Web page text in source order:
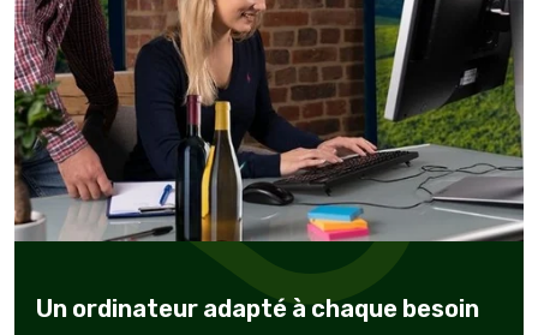
Un ordinateur adapté à chaque besoin